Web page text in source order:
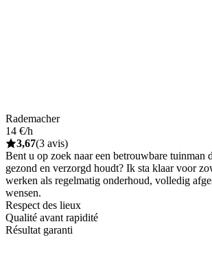
Rademacher
14 €/h
3,67(3 avis)
Bent u op zoek naar een betrouwbare tuinman
gezond en verzorgd houdt? Ik sta klaar voor
werken als regelmatig onderhoud, volledig
wensen.
Respect des lieux
Qualité avant rapidité
Résultat garanti